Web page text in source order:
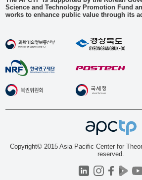
Science and Technology Promotion Fund
works to enhance public value through its
Copyright© 2015 Asia Pacific Center for
reserved.